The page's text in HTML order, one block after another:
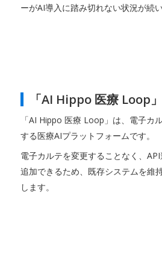
ーがAI導入に踏み切れない状況が続い
「AI Hippo 医療 Loop
「AI Hippo 医療 Loop」は、電子カ
する医療AIプラットフォームです。
電子カルテを変更することなく、
追加できるため、既存システムを維
します。